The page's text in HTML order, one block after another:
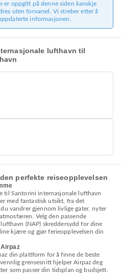
er oppgitt på denne siden kanskje
uten forvarsel. Vi streber etter å
informasjonen.
lufthavn til
perfekte reiseopplevelsen
til Santorini internasjonale lufthavn
med fantastisk utsikt, fra det
vandrer gjennom livlige gater, nyter
Velg den passende
(NAP) skreddersydd for dine
kjære og gjør ferieopplevelsen din
din plattform for å finne de beste
grensesnitt hjelper Airpaz deg
som passer din tidsplan og budsjett.